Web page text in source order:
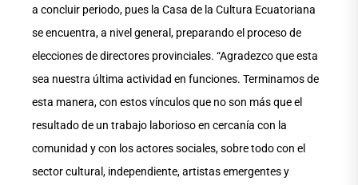
a concluir periodo, pues la Casa de la Cultura Ecuatoriana
se encuentra, a nivel general, preparando el proceso de
elecciones de directores provinciales. “Agradezco que esta
sea nuestra última actividad en funciones. Terminamos de
esta manera, con estos vínculos que no son más que el
resultado de un trabajo laborioso en cercanía con la
comunidad y con los actores sociales, sobre todo con el
sector cultural, independiente, artistas emergentes y